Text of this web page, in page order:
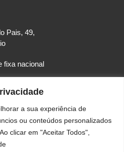
a sua experiência de
ou conteúdos personalizados
clicar em "Aceitar Todos",
Pais, 49,
fixa nacional